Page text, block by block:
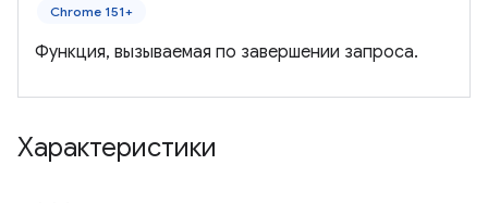
Chrome 151+
Функция, вызываемая по завершении запроса.
Характеристики